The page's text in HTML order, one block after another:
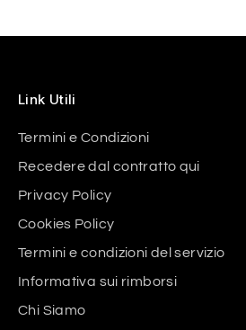
Link Utili
Termini e Condizioni
Recedere dal contratto qui
Privacy Policy
Cookies Policy
Termini e condizioni del servizio
Informativa sui rimborsi
Chi Siamo